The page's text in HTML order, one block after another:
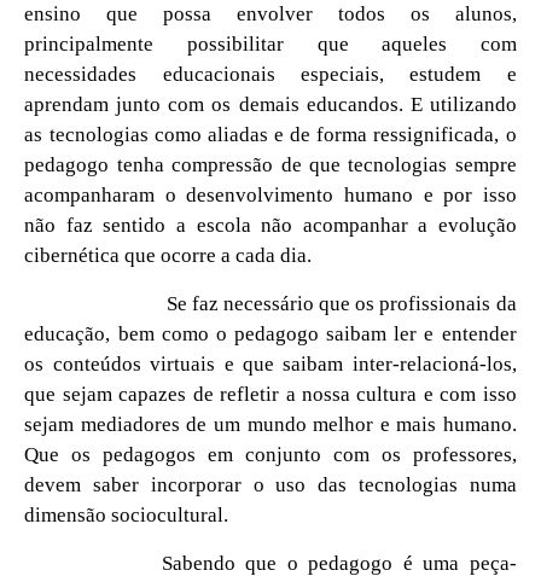
ensino que possa envolver todos os alunos,
principalmente possibilitar que aqueles com
necessidades educacionais especiais, estudem e
aprendam junto com os demais educandos. E utilizando
as tecnologias como aliadas e de forma ressignificada, o
pedagogo tenha compressão de que tecnologias sempre
acompanharam o desenvolvimento humano e por isso
não faz sentido a escola não acompanhar a evolução
cibernética que ocorre a cada dia.
Se faz necessário que os profissionais da
educação, bem como o pedagogo saibam ler e entender
os conteúdos virtuais e que saibam inter-relacioná-los,
que sejam capazes de refletir a nossa cultura e com isso
sejam mediadores de um mundo melhor e mais humano.
Que os pedagogos em conjunto com os professores,
devem saber incorporar o uso das tecnologias numa
dimensão sociocultural.
Sabendo que o pedagogo é uma peça-